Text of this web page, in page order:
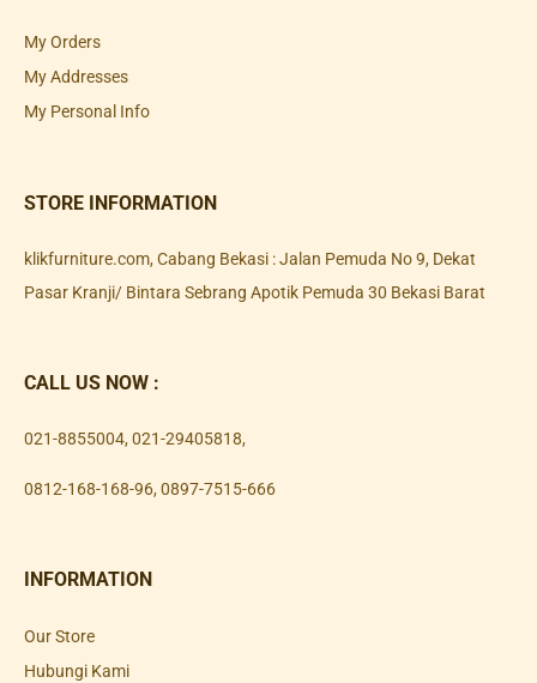
My Orders
My Addresses
My Personal Info
STORE INFORMATION
klikfurniture.com, Cabang Bekasi : Jalan Pemuda No 9, Dekat
Pasar Kranji/ Bintara Sebrang Apotik Pemuda 30 Bekasi Barat
CALL US NOW :
021-8855004, 021-29405818,
0812-168-168-96, 0897-7515-666
INFORMATION
Our Store
Hubungi Kami